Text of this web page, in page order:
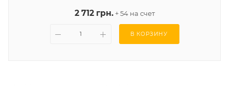
2 712 грн. + 54 на счет
В КОРЗИНУ